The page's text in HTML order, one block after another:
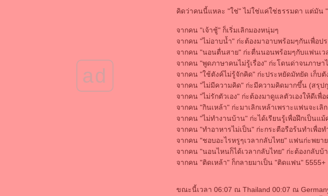
update ชีวิตกันหน่อ
because "i love u"
ad
คิดว่าคนนี้แหละ "ใช่" ไม่ใช่แค่ใช่ธรรมดา แต่มัน
จากคน "เจ้าชู้" ก็เริ่มเลิกมองหนุ่มๆ
จากคน "ไม่อาบน้ำ" ก่ะต้องมาอาบพร้อมๆกันเพื่อป
จากคน "นอนตื่นสาย" ก่ะตื่นนอนพร้อมๆกับแฟนเว
จากคน "พูดภาษาคนไม่รู้เรื่อง" ก่ะโดนด่าจนภาษา
จากคน "ใช้ตังค์ไม่รู้จักคิด" ก่ะประหยัดมัทยัด เก็บ
จากคน "ไม่มีความคิด" ก่ะมีความคิดมากขึ้น (สรุปกุ
จากคน "ไม่รักตัวเอง" ก่ะต้องมาดูแลตัวเองให้ดีเพื่
จากคน "กินเหล้า" ก่ะมาเลิกเหล้าเพราะแฟนจะเลิก
จากคน "ไม่ทำงานบ้าน" ก่ะได้เรียนรู้เพื่อฝึกเป็นแม้
จากคน "ทำอาหารไม่เป็น" ก่ะกระตือรือร้นทำเพื่อ
จากคน "ชอบอะไรหรูๆเวลากลับไทย" แฟนก่ะพย
จากคน "นอนไหนก็ได้เวลากลับไทย" ก่ะต้องกลับ
จากคน "ติดเหล้า" ก็กลายมาเป็น "ติดแฟน" 5555+
ขณะนี้เวลา 06:07 ณ Thailand 00:07 ณ